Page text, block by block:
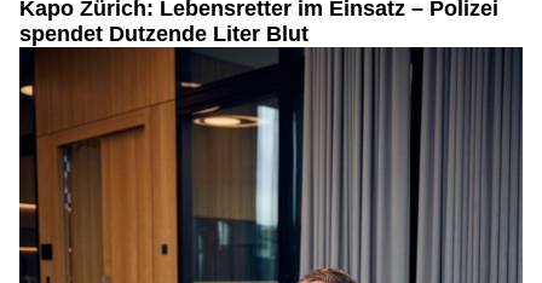
Kapo Zürich: Lebensretter im Einsatz – Polizei
spendet Dutzende Liter Blut